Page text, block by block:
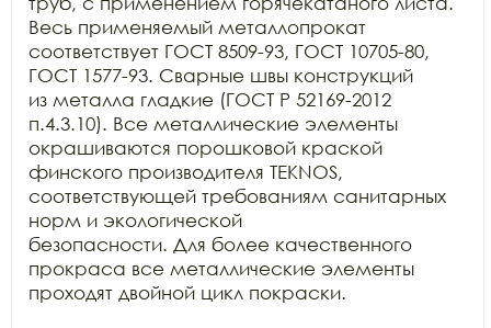
Весь применяемый металлопрокат
соответствует ГОСТ 8509-93, ГОСТ 10705-80,
ГОСТ 1577-93. Сварные швы конструкций
из металла гладкие (ГОСТ Р 52169-2012
п.4.3.10). Все металлические элементы
окрашиваются порошковой краской
финского производителя TEKNOS,
соответствующей требованиям санитарных
норм и экологической
безопасности. Для более качественного
прокраса все металлические элементы
проходят двойной цикл покраски.